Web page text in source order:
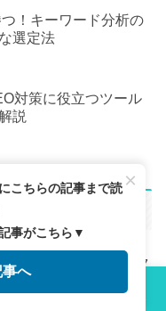
！キーワード分析の
選定法
対策に役立つツール
説
57
サイドバー
×
こちらの記事まで読
事がこちら▼
事へ